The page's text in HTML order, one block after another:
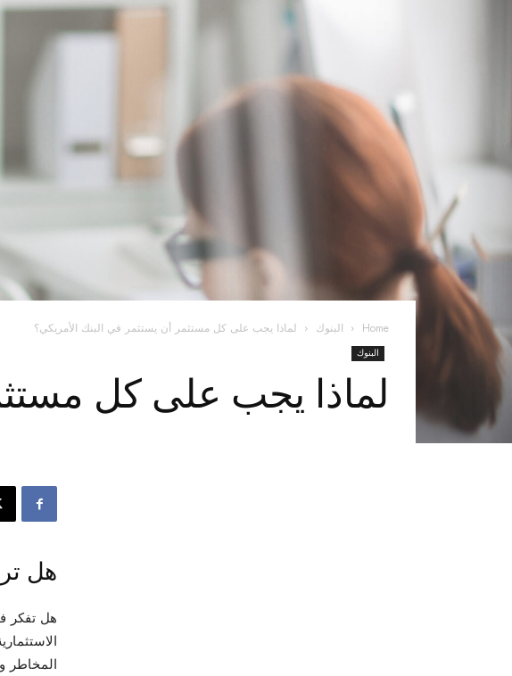
Home البنوك لماذا يجب على كل مستثمر أن يستثمر في البنك الأمريكي؟
البنوك
لماذا يجب على كل
هل
هل تفكر
المخاطر